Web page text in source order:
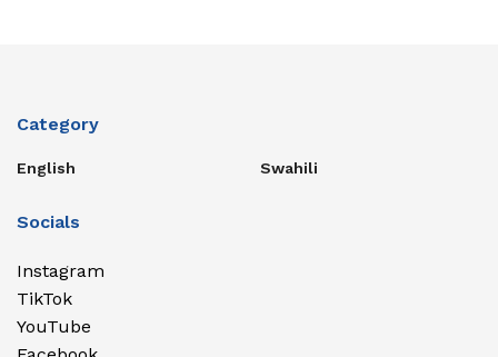
Category
English Swahili
Socials
Instagram
TikTok
YouTube